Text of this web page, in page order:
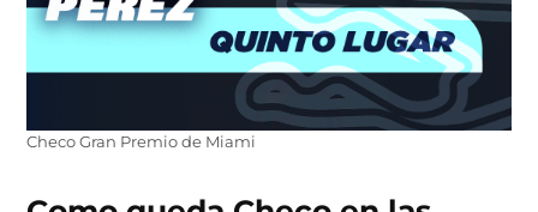
Checo Gran Premio de Miami